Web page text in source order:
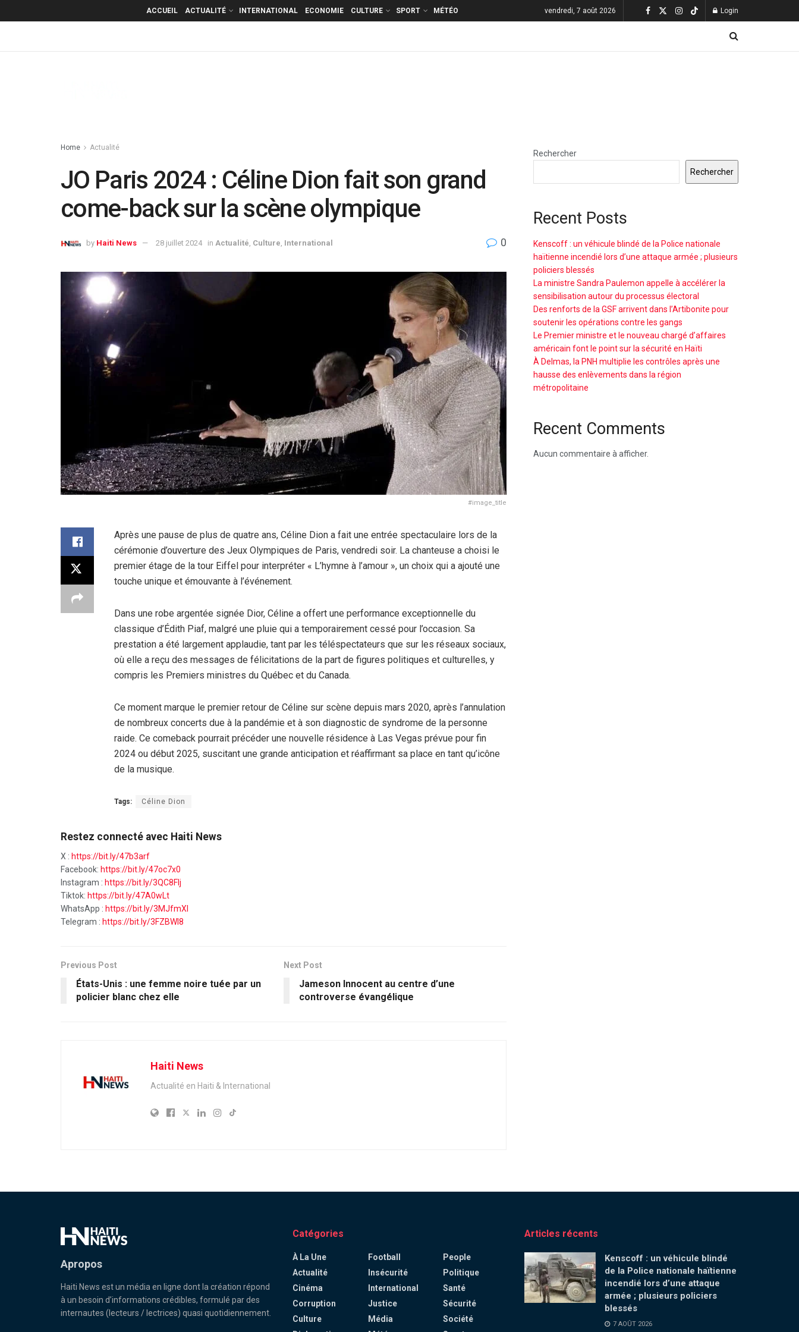
ACCUEIL ACTUALITÉ INTERNATIONAL ECONOMIE CULTURE SPORT MÉTÉO vendredi, 7 août 2026 Login
Home Actualité
JO Paris 2024 : Céline Dion fait son grand
come-back sur la scène olympique
by Haiti News 28 juillet 2024 in Actualité Culture International 0
#image_title
Après une pause de plus de quatre ans, Céline Dion a fait une entrée spectaculaire lors de la
cérémonie d’ouverture des Jeux Olympiques de Paris, vendredi soir. La chanteuse a choisi le
premier étage de la tour Eiffel pour interpréter « L’hymne à l’amour », un choix qui a ajouté une
touche unique et émouvante à l’événement.
Dans une robe argentée signée Dior, Céline a offert une performance exceptionnelle du
classique d’Édith Piaf, malgré une pluie qui a temporairement cessé pour l’occasion. Sa
prestation a été largement applaudie, tant par les téléspectateurs que sur les réseaux sociaux,
où elle a reçu des messages de félicitations de la part de figures politiques et culturelles, y
compris les Premiers ministres du Québec et du Canada.
Ce moment marque le premier retour de Céline sur scène depuis mars 2020, après l’annulation
de nombreux concerts due à la pandémie et à son diagnostic de syndrome de la personne
raide. Ce comeback pourrait précéder une nouvelle résidence à Las Vegas prévue pour fin
2024 ou début 2025, suscitant une grande anticipation et réaffirmant sa place en tant qu’icône
de la musique.
Tags: Céline Dion
Restez connecté avec Haiti News
X : https://bit.ly/47b3arf
Facebook: https://bit.ly/47oc7x0
Instagram : https://bit.ly/3QC8FIj
Tiktok: https://bit.ly/47A0wLt
WhatsApp : https://bit.ly/3MJfmXI
Telegram : https://bit.ly/3FZBWI8
Previous Post
États-Unis : une femme noire tuée par un
policier blanc chez elle
Next Post
Jameson Innocent au centre d’une
controverse évangélique
Haiti News
Actualité en Haiti & International
Rechercher
Rechercher
Recent Posts
Kenscoff : un véhicule blindé de la Police nationale
haïtienne incendié lors d’une attaque armée ; plusieurs
policiers blessés
La ministre Sandra Paulemon appelle à accélérer la
sensibilisation autour du processus électoral
Des renforts de la GSF arrivent dans l’Artibonite pour
soutenir les opérations contre les gangs
Le Premier ministre et le nouveau chargé d’affaires
américain font le point sur la sécurité en Haïti
À Delmas, la PNH multiplie les contrôles après une
hausse des enlèvements dans la région
métropolitaine
Recent Comments
Aucun commentaire à afficher.
Apropos
Haiti News est un média en ligne dont la création répond
à un besoin d’informations crédibles, formulé par des
internautes (lecteurs / lectrices) quasi quotidiennement.
Catégories
À La Une
Actualité
Cinéma
Corruption
Culture
Football
Insécurité
International
Justice
Média
People
Politique
Santé
Sécurité
Société
Articles récents
Kenscoff : un véhicule blindé
de la Police nationale haïtienne
incendié lors d’une attaque
armée ; plusieurs policiers
blessés
7 AOÛT 2026